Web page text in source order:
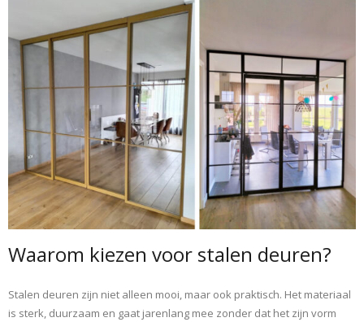
Waarom kiezen voor stalen deuren?
Stalen deuren zijn niet alleen mooi, maar ook praktisch. Het materiaal
is sterk, duurzaam en gaat jarenlang mee zonder dat het zijn vorm